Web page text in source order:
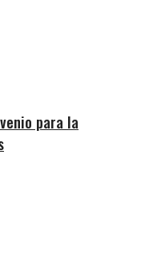
para la